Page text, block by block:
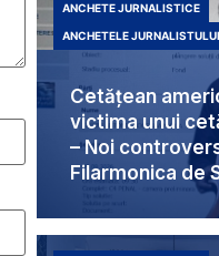
Cetățean
victima unui
– Noi
Filarmonica de
ANCHETE JURNALISTICE
ANCHETELE